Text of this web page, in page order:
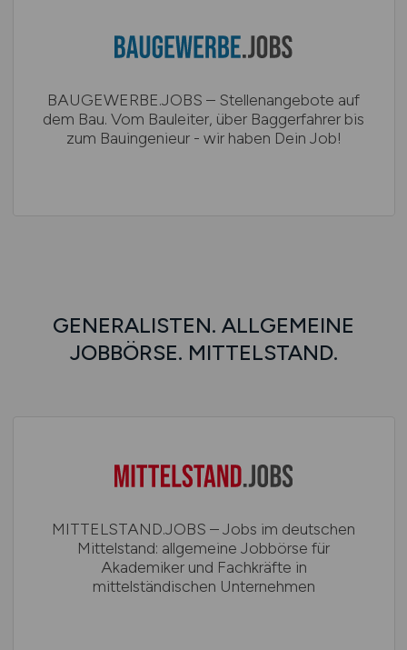
BAUGEWERBE.JOBS – Stellenangebote auf
dem Bau. Vom Bauleiter, über Baggerfahrer bis
zum Bauingenieur - wir haben Dein Job!
GENERALISTEN. ALLGEMEINE
JOBBÖRSE. MITTELSTAND.
MITTELSTAND.JOBS – Jobs im deutschen
Mittelstand: allgemeine Jobbörse für
Akademiker und Fachkräfte in
mittelständischen Unternehmen